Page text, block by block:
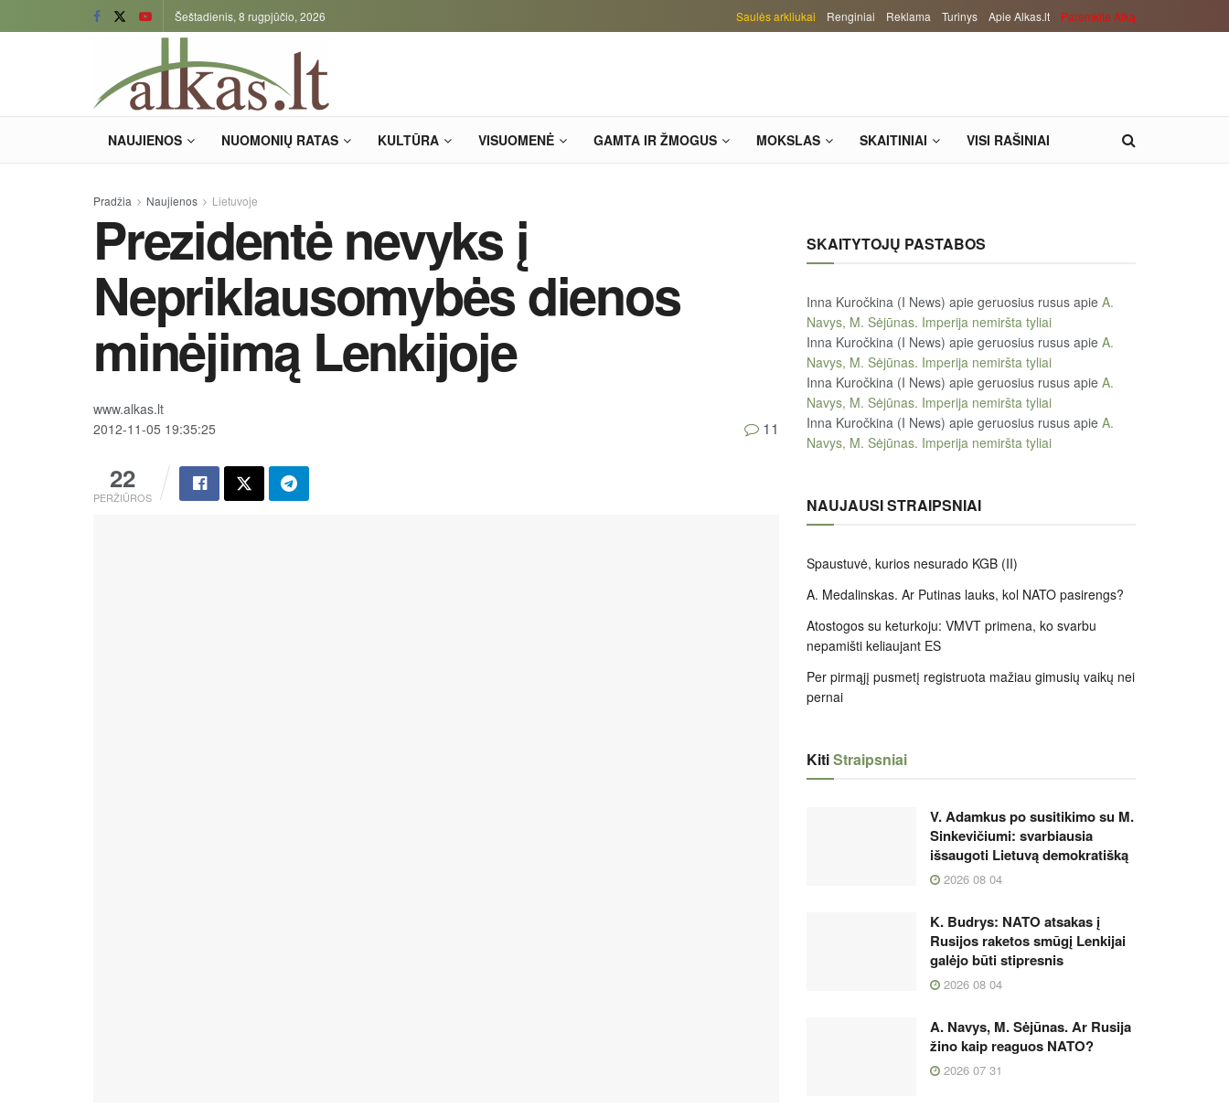
Šeštadienis, 8 rugpjūčio, 2026 Saulės arkliukai Renginiai Reklama Turinys Apie Alkas.lt Paremkite Alką
NAUJIENOS NUOMONIŲ RATAS KULTŪRA VISUOMENĖ GAMTA IR ŽMOGUS MOKSLAS SKAITINIAI VISI RAŠINIAI
Pradžia Naujienos Lietuvoje
Prezidentė nevyks į
Nepriklausomybės dienos
minėjimą Lenkijoje
www.alkas.lt
2012-11-05 19:35:25
22
PERŽIŪROS
11
SKAITYTOJŲ PASTABOS
Inna Kuročkina (I News) apie geruosius rusus apie A.
Navys, M. Sėjūnas. Imperija nemiršta tyliai
Inna Kuročkina (I News) apie geruosius rusus apie A.
Navys, M. Sėjūnas. Imperija nemiršta tyliai
Inna Kuročkina (I News) apie geruosius rusus apie A.
Navys, M. Sėjūnas. Imperija nemiršta tyliai
Inna Kuročkina (I News) apie geruosius rusus apie A.
Navys, M. Sėjūnas. Imperija nemiršta tyliai
NAUJAUSI STRAIPSNIAI
Spaustuvė, kurios nesurado KGB (II)
A. Medalinskas. Ar Putinas lauks, kol NATO pasirengs?
Atostogos su keturkoju: VMVT primena, ko svarbu
nepamišti keliaujant ES
Per pirmąjį pusmetį registruota mažiau gimusių vaikų nei
pernai
KitiStraipsniai
V. Adamkus po susitikimo su M.
Sinkevičiumi: svarbiausia
išsaugoti Lietuvą demokratišką
2026 08 04
K. Budrys: NATO atsakas į
Rusijos raketos smūgį Lenkijai
galėjo būti stipresnis
2026 08 04
A. Navys, M. Sėjūnas. Ar Rusija
žino kaip reaguos NATO?
2026 07 31